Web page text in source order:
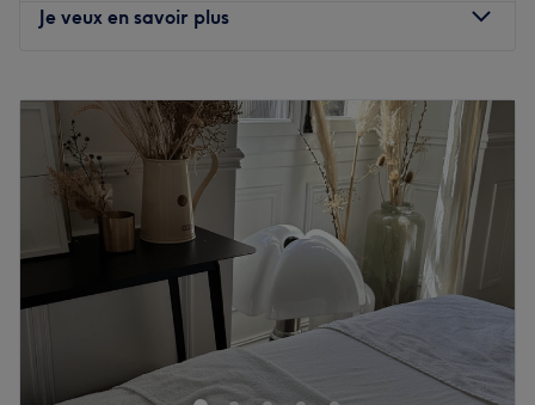
Je veux en savoir plus
Mardi
08:30 – 17:30
Mercredi
09:00–18:30
Jeudi
08:30–
17:30
Vendredi
08:30–
17:30
Samedi
08:00– 18:30
Dimanche
Fermé
Julia Esthétique est un institut de beauté situé à Nice. Ce
lieu de beauté offre un environnement où les clients
peuvent se détendre et se faire dorloter tout en recevant
les meilleurs soins de beauté.